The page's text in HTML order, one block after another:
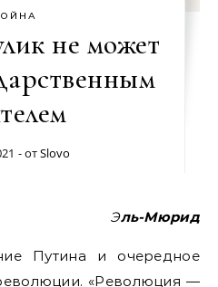
не может
- отSlovo
Эль-Мюрид
Путина и очередное
«Революция —